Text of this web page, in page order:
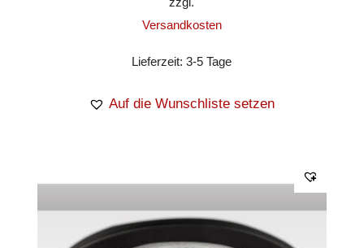
Versandkosten
Lieferzeit:3-5 Tage
Auf die Wunschliste setzen